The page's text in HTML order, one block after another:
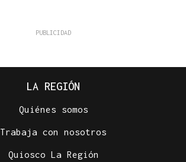
LA REGIÓN
Quiénes somos
Trabaja con nosotros
Quiosco La Región